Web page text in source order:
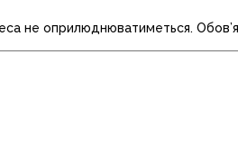
не оприлюднюватиметься.